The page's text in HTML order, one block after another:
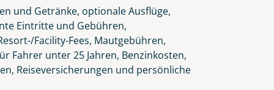
und Getränke, optionale Ausflüge,
Eintritte und Gebühren,
Facility-Fees, Mautgebühren,
Fahrer unter 25 Jahren, Benzinkosten,
Reiseversicherungen und persönliche
erklären Sie, dass Sie die